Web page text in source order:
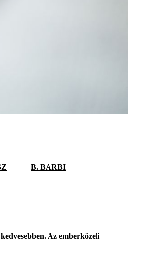
B. BARBI
Az emberközeli